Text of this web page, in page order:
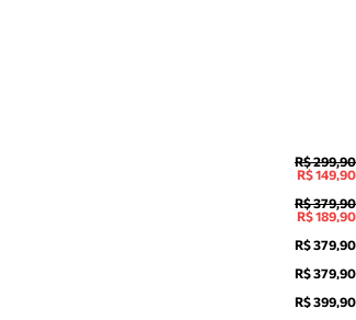
R$ 299,90
R$ 149,90
R$ 379,90
R$ 189,90
R$ 379,90
R$ 379,90
R$ 399,90